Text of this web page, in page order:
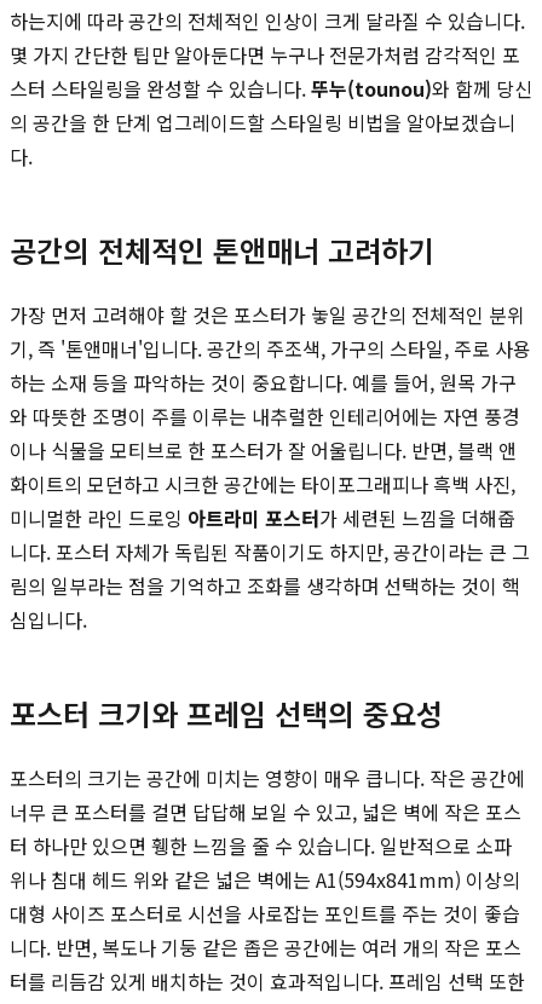
하는지에 따라 공간의 전체적인 인상이 크게 달라질 수 있습니다.
몇 가지 간단한 팁만 알아둔다면 누구나 전문가처럼 감각적인 포
스터 스타일링을 완성할 수 있습니다.뚜누(tounou)와 함께 당신
의 공간을 한 단계 업그레이드할 스타일링 비법을 알아보겠습니
다.
공간의 전체적인 톤앤매너 고려하기
가장 먼저 고려해야 할 것은 포스터가 놓일 공간의 전체적인 분위
기, 즉 '톤앤매너'입니다. 공간의 주조색, 가구의 스타일, 주로 사용
하는 소재 등을 파악하는 것이 중요합니다. 예를 들어, 원목 가구
와 따뜻한 조명이 주를 이루는 내추럴한 인테리어에는 자연 풍경
이나 식물을 모티브로 한 포스터가 잘 어울립니다. 반면, 블랙 앤
화이트의 모던하고 시크한 공간에는 타이포그래피나 흑백 사진,
미니멀한 라인 드로잉 아트라미 포스터가 세련된 느낌을 더해줍
니다. 포스터 자체가 독립된 작품이기도 하지만, 공간이라는 큰 그
림의 일부라는 점을 기억하고 조화를 생각하며 선택하는 것이 핵
심입니다.
포스터 크기와 프레임 선택의 중요성
포스터의 크기는 공간에 미치는 영향이 매우 큽니다. 작은 공간에
너무 큰 포스터를 걸면 답답해 보일 수 있고, 넓은 벽에 작은 포스
터 하나만 있으면 휑한 느낌을 줄 수 있습니다. 일반적으로 소파
위나 침대 헤드 위와 같은 넓은 벽에는 A1(594x841mm) 이상의
대형 사이즈 포스터로 시선을 사로잡는 포인트를 주는 것이 좋습
니다. 반면, 복도나 기둥 같은 좁은 공간에는 여러 개의 작은 포스
터를 리듬감 있게 배치하는 것이 효과적입니다. 프레임 선택 또한